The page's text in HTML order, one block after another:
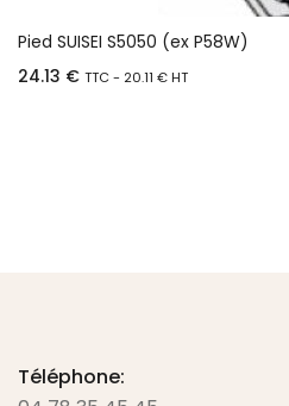
Pied SUISEI S5050 (ex P58W)
24.13 € TTC - 20.11 €HT
Téléphone: